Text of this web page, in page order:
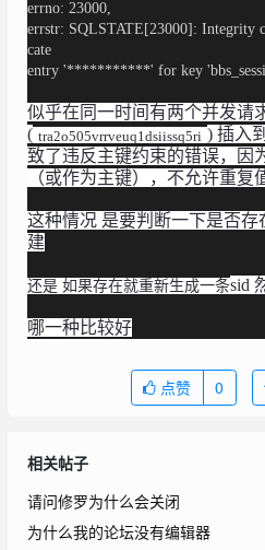
errno: 23000,
errstr: SQLSTATE[23000]: Integrity
cate
entry '***********' for key
似乎在同一时间有两个并发请
( tra2o505vrrveuq1dsiissq5ri ) 插入到
致了违反主键约束的错误，因
（或作为主键），不允许重复
这种情况 是要判断一下是否存
建
还是 如果存在就重新生成一条sid
哪一种比较好
点赞 0
相关帖子
请问修罗为什么会关闭
为什么我的论坛没有编辑器